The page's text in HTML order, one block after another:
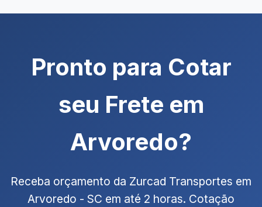
Pronto para Cotar
seu Frete em
Arvoredo?
Receba orçamento da Zurcad Transportes em
Arvoredo - SC em até 2 horas. Cotação